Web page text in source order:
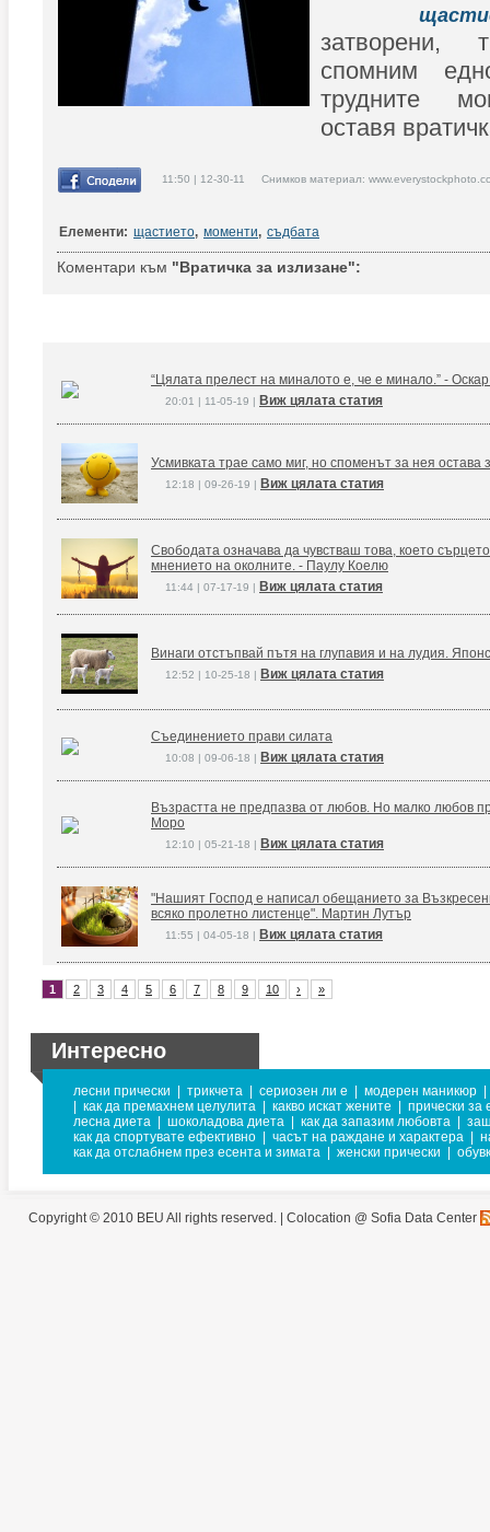
спомним
трудните
оставя
11:50 | 12-30-11 Снимков материал:
Елементи: щастието, моменти, съдбата
Коментари към "Вратичка за излизане":
“Цялата прелест на миналото е, че е минало.” -
20:01 | 11-05-19 | Виж цялата статия
Усмивката трае само миг, но споменът за нея остава
12:18 | 09-26-19 | Виж цялата статия
Свободата означава да чувстваш това, което
мнението на околните. - Паулу Коелю
11:44 | 07-17-19 | Виж цялата статия
Винаги отстъпвай пътя на глупавия и на лудия.
12:52 | 10-25-18 | Виж цялата статия
Съединението прави силата
10:08 | 09-06-18 | Виж цялата статия
Възрастта не предпазва от любов. Но малко любов
Моро
12:10 | 05-21-18 | Виж цялата статия
"Нашият Господ е написал обещанието за
всяко пролетно листенце". Мартин Лутър
11:55 | 04-05-18 | Виж цялата статия
1 2 3 4 5 6 7 8 9 10 › »
Интересно
лесни прически трикчета сериозен ли е модерен маникюр
как да премахнем целулита какво искат жените
прически за
лесна диета
шоколадова диета как да запазим любовта
как да спортувате ефективно
часът на раждане и характера
как да отслабнем през есента и зимата
женски прически
Copyright © 2010 BEU All rights reserved. | Colocation @ Sofia Data Center